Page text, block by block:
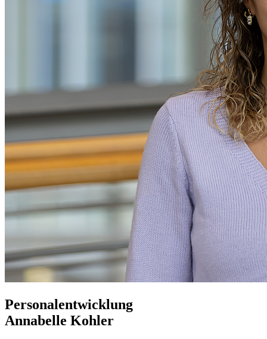
Personalentwicklung
Annabelle Kohler